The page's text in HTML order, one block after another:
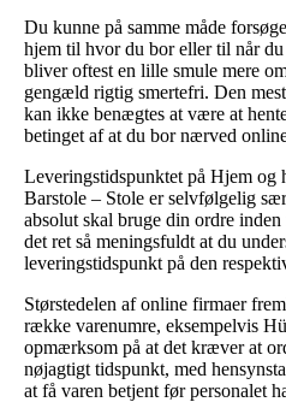
Du kunne på samme måde
hjem til hvor du bor eller til når
bliver oftest en lille smule mere
gengæld rigtig smertefri. Den
kan ikke benægtes at være at
betinget af at du bor nærved
Leveringstidspunktet på Hjem og
Barstole – Stole er selvfølgelig
absolut skal bruge din ordre
det ret så meningsfuldt at du
leveringstidspunkt på den
Størstedelen af online firmaer
række varenumre, eksempelvis
opmærksom på at det kræver at
nøjagtigt tidspunkt, med
at få varen betjent før personalet